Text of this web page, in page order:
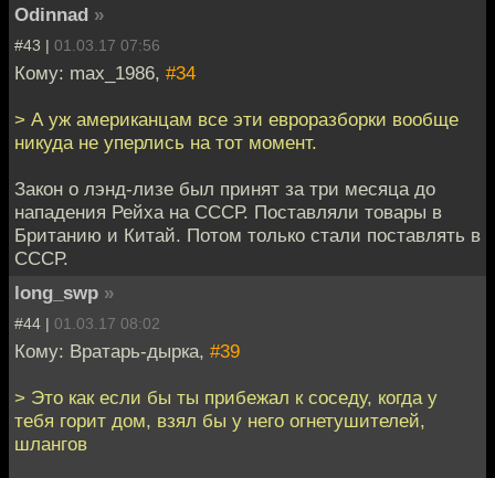
Odinnad »
#43 | 01.03.17 07:56
Кому: max_1986, #34
> А уж американцам все эти евроразборки вообще
никуда не уперлись на тот момент.
Закон о лэнд-лизе был принят за три месяца до
нападения Рейха на СССР. Поставляли товары в
Британию и Китай. Потом только стали поставлять в
СССР.
long_swp »
#44 | 01.03.17 08:02
Кому: Вратарь-дырка, #39
> Это как если бы ты прибежал к соседу, когда у
тебя горит дом, взял бы у него огнетушителей,
шлангов